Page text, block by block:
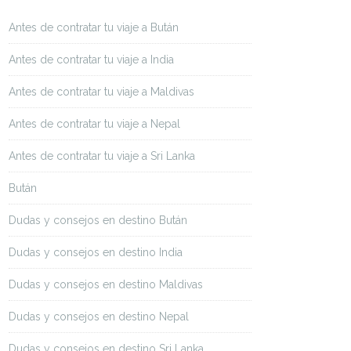
Antes de contratar tu viaje a Bután
Antes de contratar tu viaje a India
Antes de contratar tu viaje a Maldivas
Antes de contratar tu viaje a Nepal
Antes de contratar tu viaje a Sri Lanka
Bután
Dudas y consejos en destino Bután
Dudas y consejos en destino India
Dudas y consejos en destino Maldivas
Dudas y consejos en destino Nepal